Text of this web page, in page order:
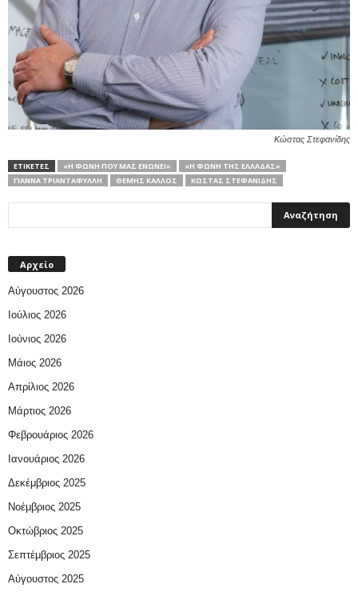
Κώστας Στεφανίδης
ΕΤΙΚΕΤΕΣ «Η ΦΩΝΉ ΠΟΥ ΜΑΣ ΕΝΏΝΕΙ»
«Η ΦΩΝΉ ΤΗΣ ΕΛΛΆΔΑΣ»
ΓΙΆΝΝΑ ΤΡΙΑΝΤΑΦΎΛΛΗ
ΘΈΜΗΣ ΚΑΛΛΌΣ ΚΏΣΤΑΣ ΣΤΕΦΑΝΊΔΗΣ
Αρχείο
Αύγουστος 2026
Ιούλιος 2026
Ιούνιος 2026
Μάιος 2026
Απρίλιος 2026
Μάρτιος 2026
Φεβρουάριος 2026
Ιανουάριος 2026
Δεκέμβριος 2025
Νοέμβριος 2025
Οκτώβριος 2025
Σεπτέμβριος 2025
Αύγουστος 2025